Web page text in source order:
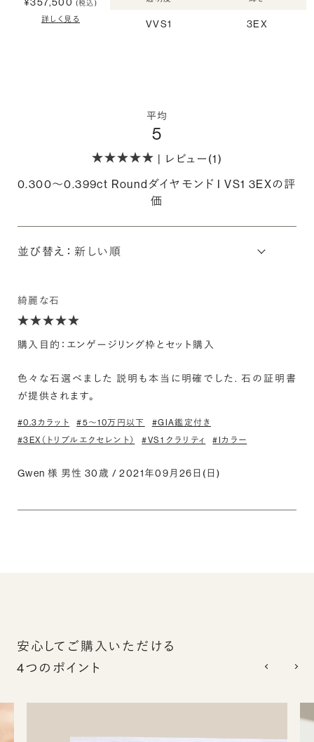
(税込)
詳しく見る VVS1 3EX
平均
5
| レビュー(1)
0.300〜0.399ct Roundダイヤモンド I VS1 3EXの評
価
並び替え：
綺麗な石
購入目的：エンゲージリング枠とセット購入
色々な石選べました 説明も本当に明確でした. 石の証明書
が提供されます。
#0.3カラット #5〜10万円以下
#GIA鑑定付き
#3EX（トリプルエクセレント）
#VS1 クラリティ #Iカラー
Gwen 様 男性 30歳 / 2021年09月26日(日)
安心してご購入いただける
4つのポイント